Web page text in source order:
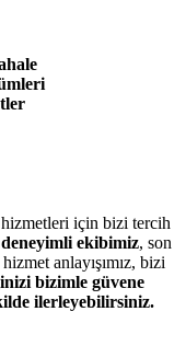
için bizi tercih
ekibimiz, son
anlayışımız, bizi
bizimle güvene
ilerleyebilirsiniz.